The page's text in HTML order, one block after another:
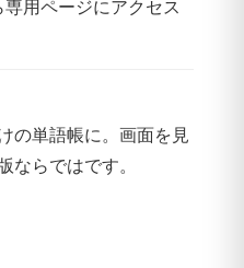
用ページにアクセス
の単語帳に。画面を見
ならではです。